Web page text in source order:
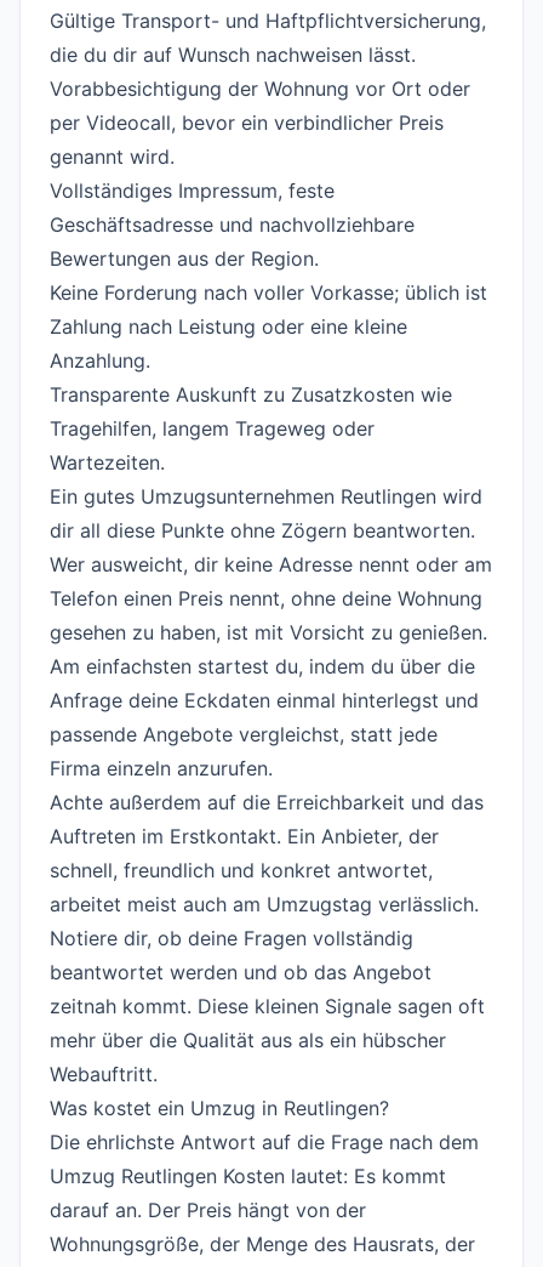
Gültige Transport- und Haftpflichtversicherung,
die du dir auf Wunsch nachweisen lässt.
Vorabbesichtigung der Wohnung vor Ort oder
per Videocall, bevor ein verbindlicher Preis
genannt wird.
Vollständiges Impressum, feste
Geschäftsadresse und nachvollziehbare
Bewertungen aus der Region.
Keine Forderung nach voller Vorkasse; üblich ist
Zahlung nach Leistung oder eine kleine
Anzahlung.
Transparente Auskunft zu Zusatzkosten wie
Tragehilfen, langem Trageweg oder
Wartezeiten.
Ein gutes Umzugsunternehmen Reutlingen wird
dir all diese Punkte ohne Zögern beantworten.
Wer ausweicht, dir keine Adresse nennt oder am
Telefon einen Preis nennt, ohne deine Wohnung
gesehen zu haben, ist mit Vorsicht zu genießen.
Am einfachsten startest du, indem du über die
Anfrage deine Eckdaten einmal hinterlegst und
passende Angebote vergleichst, statt jede
Firma einzeln anzurufen.
Achte außerdem auf die Erreichbarkeit und das
Auftreten im Erstkontakt. Ein Anbieter, der
schnell, freundlich und konkret antwortet,
arbeitet meist auch am Umzugstag verlässlich.
Notiere dir, ob deine Fragen vollständig
beantwortet werden und ob das Angebot
zeitnah kommt. Diese kleinen Signale sagen oft
mehr über die Qualität aus als ein hübscher
Webauftritt.
Was kostet ein Umzug in Reutlingen?
Die ehrlichste Antwort auf die Frage nach dem
Umzug Reutlingen Kosten lautet: Es kommt
darauf an. Der Preis hängt von der
Wohnungsgröße, der Menge des Hausrats, der